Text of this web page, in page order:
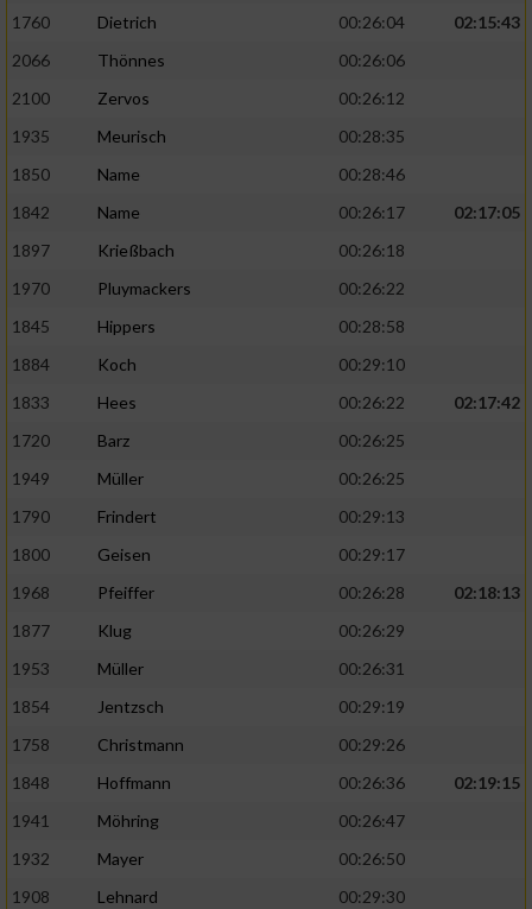
1760
Dietrich 00:26:04
02:15:43
2066
Thönnes
00:26:06
2100
Zervos
00:26:12
1935
Meurisch
00:28:35
1850
Name
00:28:46
1842
Name 00:26:17
02:17:05
1897
Krießbach
00:26:18
1970
Pluymackers
00:26:22
1845
Hippers
00:28:58
1884
Koch
00:29:10
1833
Hees 00:26:22
02:17:42
1720
Barz
00:26:25
1949
Müller
00:26:25
1790
Frindert
00:29:13
1800
Geisen
00:29:17
1968
Pfeiffer 00:26:28
02:18:13
1877
Klug
00:26:29
1953
Müller
00:26:31
1854
Jentzsch
00:29:19
1758
Christmann
00:29:26
1848
Hoffmann 00:26:36
02:19:15
1941
Möhring
00:26:47
1932
Mayer
00:26:50
1908
Lehnard
00:29:30